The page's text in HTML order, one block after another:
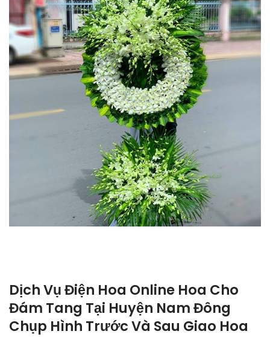
Dịch Vụ Điện Hoa Online Hoa Cho
Đám Tang Tại Huyện Nam Đông
Chụp Hình Trước Và Sau Giao Hoa